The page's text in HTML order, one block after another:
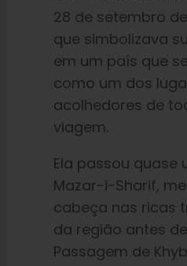
28 de setembro
que simbolizava
em um país que
como um dos
acolhedores de
viagem.
Ela passou quase
Mazar-i-Sharif,
cabeça nas ricas
da região antes
Passagem de